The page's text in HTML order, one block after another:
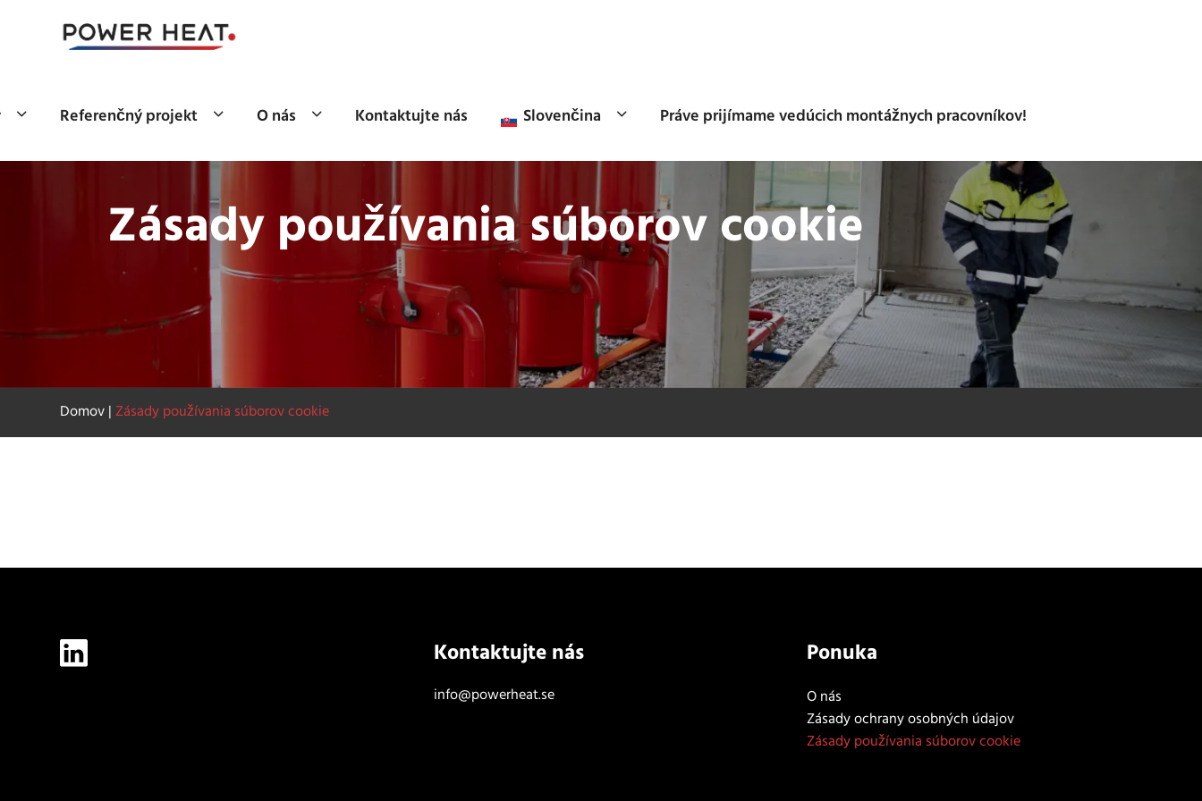
Referenčný projekt O nás Kontaktujte nás Slovenčina Práve prijímame vedúcich montážnych pracovníkov!
Zásady používania súborov cookie
Domov |Zásady používania súborov cookie
Kontaktujte nás
info@powerheat.se
Ponuka
O nás
Zásady ochrany osobných údajov
Zásady používania súborov cookie